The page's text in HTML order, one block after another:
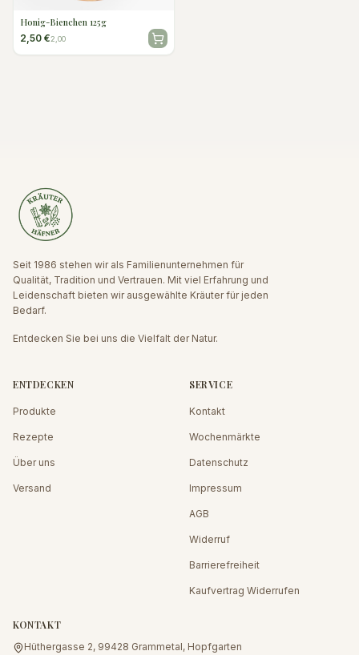
Honig-Bienchen 125g
2,50 €2,00
Seit 1986 stehen wir als Familienunternehmen für
Qualität, Tradition und Vertrauen. Mit viel Erfahrung und
Leidenschaft bieten wir ausgewählte Kräuter für jeden
Bedarf.
Entdecken Sie bei uns die Vielfalt der Natur.
ENTDECKEN
Produkte
Rezepte
Über uns
Versand
SERVICE
Kontakt
Wochenmärkte
Datenschutz
Impressum
AGB
Widerruf
Barrierefreiheit
Kaufvertrag Widerrufen
KONTAKT
Hüthergasse 2, 99428 Grammetal, Hopfgarten